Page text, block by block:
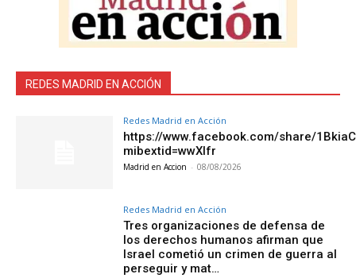
REDES MADRID EN ACCIÓN
Redes Madrid en Acción
https://www.facebook.com/share/
mibextid=wwXIfr
Madrid en Accion - 08/08/2026
Redes Madrid en Acción
Tres organizaciones de defensa de
los derechos humanos afirman que
Israel cometió un crimen de guerra al
perseguir y mat…